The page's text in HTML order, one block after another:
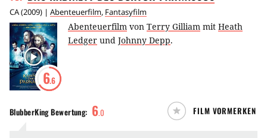
CA(2009) | Abenteuerfilm, Fantasyfilm
6.6
Abenteuerfilm von Terry Gilliam mit Heath
Ledger und Johnny Depp.
BlubberKingBewertung: 6.0 FILM VORMERKEN